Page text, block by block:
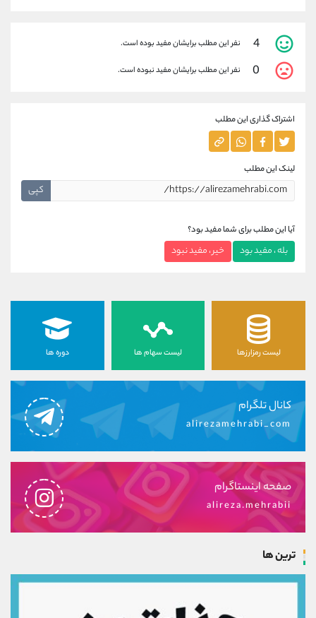
4 نفر این مطلب برایشان مفید بوده است.
0 نفر این مطلب برایشان مفید نبوده است.
اشتراک گذاری این مطلب
لینک این مطلب
کپی
آیا این مطلب برای شما مفید بود؟
بله ، مفید بود خیر ، مفید نبود
لیست رمزارزها لیست سهام ها دوره ها
کانال تلگرام
alirezamehrabi_com
صفحه اینستاگرام
alireza.mehrabii
ترین ها